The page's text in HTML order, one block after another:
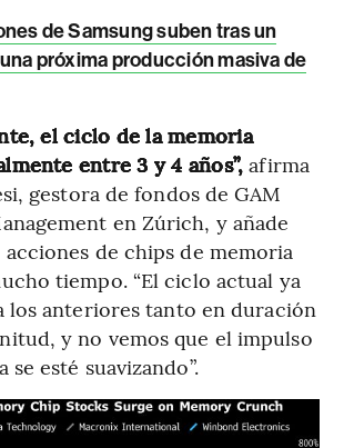
de Samsung suben tras un
próxima producción masiva de
el ciclo de la memoria
entre 3 y 4 años”, afirma
gestora de fondos de GAM
en Zúrich, y añade
de chips de memoria
tiempo. “El ciclo actual ya
los anteriores tanto en duración
y no vemos que el impulso
se esté suavizando”.